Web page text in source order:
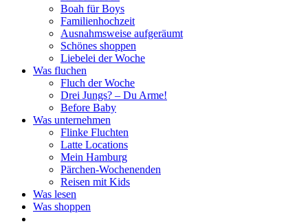
Boah für Boys
Familienhochzeit
Ausnahmsweise aufgeräumt
Schönes shoppen
Liebelei der Woche
Was fluchen
Fluch der Woche
Drei Jungs? – Du Arme!
Before Baby
Was unternehmen
Flinke Fluchten
Latte Locations
Mein Hamburg
Pärchen-Wochenenden
Reisen mit Kids
Was lesen
Was shoppen